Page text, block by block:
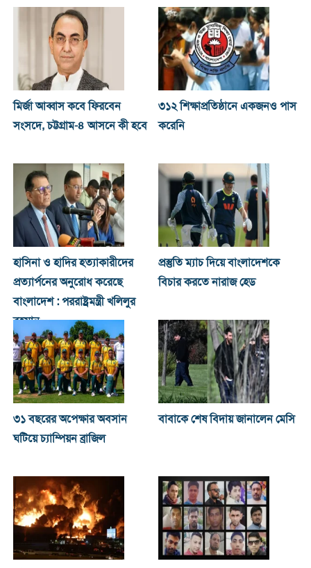
মির্জা আব্বাস কবে ফিরবেন
সংসদে, চট্টগ্রাম-৪ আসনে কী হবে
৩১২ শিক্ষাপ্রতিষ্ঠানে একজনও পাস
করেনি
হাসিনা ও হা‌দির হত্যাকারীদের
প্রত্যার্পনের অনুরোধ করেছে
বাংলাদেশ : পররাষ্ট্রমন্ত্রী খ‌লিলুর
রহমা‌ন
প্রস্তুতি ম্যাচ দিয়ে বাংলাদেশকে
বিচার করতে নারাজ হেড
৩১ বছরের অপেক্ষার অবসান
ঘটিয়ে চ্যাম্পিয়ন ব্রাজিল
বাবাকে শেষ বিদায় জানালেন মেসি